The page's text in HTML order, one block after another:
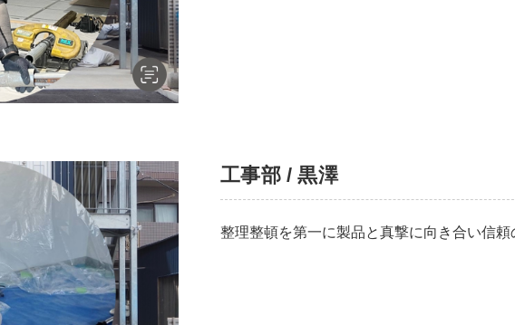
工事部 / 黒澤
整理整頓を第一に製品と真撃に向き合い信